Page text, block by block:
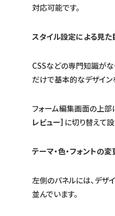
対応可能です。
スタイル設定による見
CSSなどの専門知識が
だけで基本的なデザイン
フォーム編集画面の上部
レビュー］ に切り替えて
テーマ・色・フォントの変
左側のパネルには、デザ
並んでいます。